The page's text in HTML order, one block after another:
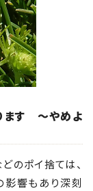
ます ～やめよ
のポイ捨ては、
影響もあり深刻